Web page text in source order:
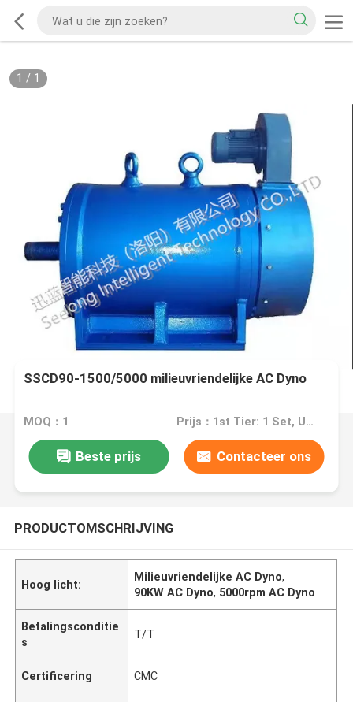
1 / 1
SSCD90-1500/5000 milieuvriendelijke AC Dyno
MOQ：1 Prijs：1st Tier: 1 Set, Unit Price USD 3.00 2nd Tier: 2-5 Sets, Unit Price USD 2.00 3rd Tier: Over 5 Sets, Unit Price USD 1.00
Beste prijs Contacteer ons
PRODUCTOMSCHRIJVING
Hoog licht:
Milieuvriendelijke AC Dyno,
90KW AC Dyno, 5000rpm AC Dyno
Betalingsconditie
s
T/T
Certificering CMC